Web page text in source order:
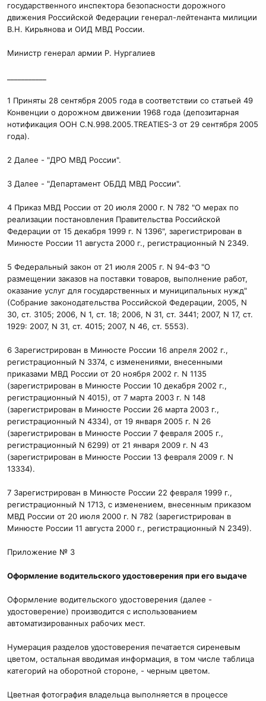
государственного инспектора безопасности дорожного
движения Российской Федерации генерал-лейтенанта милиции
В.Н. Кирьянова и ОИД МВД России.
Министр генерал армии Р. Нургалиев
1 Приняты 28 сентября 2005 года в соответствии со статьей 49
Конвенции о дорожном движении 1968 года (депозитарная
нотификация ООН C.N.998.2005.TREATIES-3 от 29 сентября 2005
года).
2 Далее - "ДРО МВД России".
3 Далее - "Департамент ОБДД МВД России".
4 Приказ МВД России от 20 июля 2000 г. N 782 "О мерах по
реализации постановления Правительства Российской
Федерации от 15 декабря 1999 г. N 1396", зарегистрирован в
Минюсте России 11 августа 2000 г., регистрационный N 2349.
5 Федеральный закон от 21 июля 2005 г. N 94-ФЗ "О
размещении заказов на поставки товаров, выполнение работ,
оказание услуг для государственных и муниципальных нужд"
(Собрание законодательства Российской Федерации, 2005, N
30, ст. 3105; 2006, N 1, ст. 18; 2006, N 31, ст. 3441; 2007, N 17, ст.
1929: 2007, N 31, ст. 4015; 2007, N 46, ст. 5553).
6 Зарегистрирован в Минюсте России 16 апреля 2002 г.,
регистрационный N 3374, с изменениями, внесенными
приказами МВД России от 20 ноября 2002 г. N 1135
(зарегистрирован в Минюсте России 10 декабря 2002 г.,
регистрационный N 4015), от 7 марта 2003 г. N 148
(зарегистрирован в Минюсте России 26 марта 2003 г.,
регистрационный N 4334), от 19 января 2005 г. N 26
(зарегистрирован в Минюсте России 7 февраля 2005 г.,
регистрационный N 6299) от 21 января 2009 г. N 43
(зарегистрирован в Минюсте России 13 февраля 2009 г. N
13334).
7 Зарегистрирован в Минюсте России 22 февраля 1999 г.,
регистрационный N 1713, с изменением, внесенным приказом
МВД России от 20 июля 2000 г. N 782 (зарегистрирован в
Минюсте России 11 августа 2000 г., регистрационный N 2349).
Приложение № 3
Оформление водительского удостоверения при его выдаче
Оформление водительского удостоверения (далее -
удостоверение) производится с использованием
автоматизированных рабочих мест.
Нумерация разделов удостоверения печатается сиреневым
цветом, остальная вводимая информация, в том числе таблица
категорий на оборотной стороне, - черным цветом.
Цветная фотография владельца выполняется в процессе